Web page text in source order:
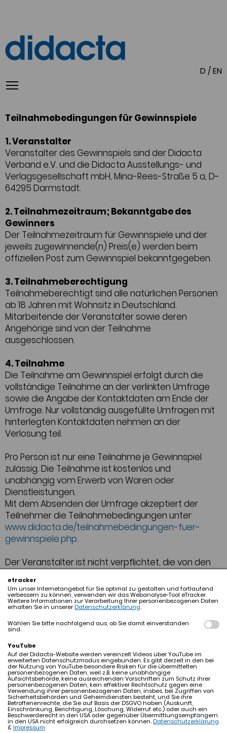
D /EN
Teilnahmebedingungen für Gewinnspiele
1. Veranstalter
Veranstalter des Gewinnspiels sind der Didacta
Verband e.V. und die Didacta Ausstellungs- und
Verlagsgesellschaft mbH, Mina-Rees-Straße 5 a, D-
64295 Darmstadt.
2. Teilnahmezeitraum; Bekanntgabe des
Gewinners
Der Teilnahmezeitraum für Gewinnspiele und der
jeweils zugewinnende(n) Preis(e) werden beim
offiziellen Post zum Gewinnspiel bekanntgegeben.
3. Teilnahmeberechtigung
Teilnahmeberechtigt sind alle natürlichen Personen
ab 18 Jahren mit Wohnsitz in Deutschland.
Mitarbeitende der Veranstalter sowie deren
Angehörige sind von der Teilnahme
ausgeschlossen.
4. Teilnahme
Die Teilnahme am Gewinnspiel erfolgt durch die
vollständige Teilnahme an der verlinkten Umfrage
sowie die Angabe der Kontaktdaten am Ende der
Umfrage. Nur vollständig ausgefüllte Umfragen mit
hinterlegten Kontaktdaten nehmen an der
Verlosung teil.
Pro Person ist nur eine Teilnahme je Gewinnspiel
zulässig. Die Teilnahme ist kostenlos und
unabhängig vom Erwerb von Waren oder
Dienstleistungen.
Mit dem Absenden der Umfrage akzeptiert der
Teilnehmer die Teilnahmebedingungen unter
www.didacta.de/teilnahmebedingungen-fuer-
gewinnspiele.php.
Der Veranstalter ist nicht verpflichtet, die von den
bereitgestellten Inhalte auf mögliche Verletzungen
von Rechten Dritter zu überprüfen. Der Veranstalter
ist jedoch berechtigt, Inhalte abzulehnen oder von
der Teilnahme auszuschließen, wenn diese nach
sachgerechter Einschätzung rechtswidrig sind oder
gegen die guten Sitten verstoßen.
5. Gewinn und Ermittlung
Der im Gewinnspiel-Post genannte Preis wird unter
allen gültigen Teilnahmen verlost. Die Gewinnerinnen
oder Gewinner werden per E-Mail benachrichtigt.
Meldet sich der/die Gewinnerin nicht innerhalb von 7
Tagen, verfällt der Anspruch und es wird neu
etracker
Um unser Internetangebot für Sie optimal zu gestalten und fortlaufend
verbessern zu können, verwenden wir das Webanalyse-Tool eTracker.
Weitere Informationen zur Verarbeitung Ihrer personenbezogenen Daten
erhalten Sie in unsererDatenschutzerklärung.
Wählen Sie bitte nachfolgend aus, ob Sie damit einverstanden
sind.
YouTube
Auf der Didacta-Website werden vereinzelt Videos über YouTube im
erweiterten Datenschutzmodus eingebunden. Es gibt derzeit in den bei
der Nutzung von YouTube besondere Risiken für die übermittelten
personenbezogenen Daten, weil z.B. keine unabhängige
Aufsichtsbehörde, keine ausreichenden Vorschriften zum Schutz ihrer
personenbezogenen Daten, kein effektiver Rechtschutz gegen eine
Verwendung ihrer personenbezogenen Daten, insbes. bei Zugriffen von
Sicherheitsbehörden und Geheimdiensten besteht, und Sie ihre
Betroffenenrechte, die Sie auf Basis der DSGVO haben (Auskunft,
Einschränkung, Berichtigung, Löschung, Widerruf etc.) oder auch ein
Beschwerderecht in den USA oder gegenüber Übermittlungsempfängern
in den USA nicht erfolgreich durchsetzen können.Datenschutzerklärung
&Impressum